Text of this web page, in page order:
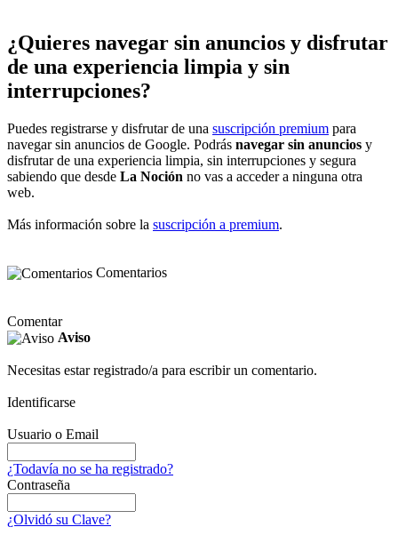
¿Quieres navegar sin anuncios y disfrutar
de una experiencia limpia y sin
interrupciones?
Puedes registrarse y disfrutar de una suscripción premium para
navegar sin anuncios de Google. Podrás navegar sin anuncios y
disfrutar de una experiencia limpia, sin interrupciones y segura
sabiendo que desde La Noción no vas a acceder a ninguna otra
web.
Más información sobre la suscripción a premium.
Comentarios
Comentar
Aviso
Necesitas estar registrado/a para escribir un comentario.
Identificarse
Usuario o Email
¿Todavía no se ha registrado?
Contraseña
¿Olvidó su Clave?